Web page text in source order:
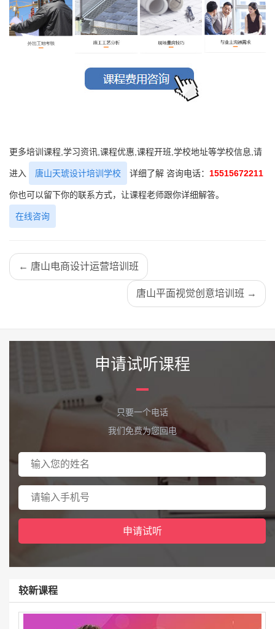
更多培训课程,学习资讯,课程优惠,课程开班,学校地址等学校信息,请
进入 唐山天琥设计培训学校 详细了解 咨询电话： 15515672211
你也可以留下你的联系方式，让课程老师跟你详细解答。
在线咨询
← 唐山电商设计运营培训班
唐山平面视觉创意培训班 →
申请试听课程
只要一个电话
我们免费为您回电
较新课程